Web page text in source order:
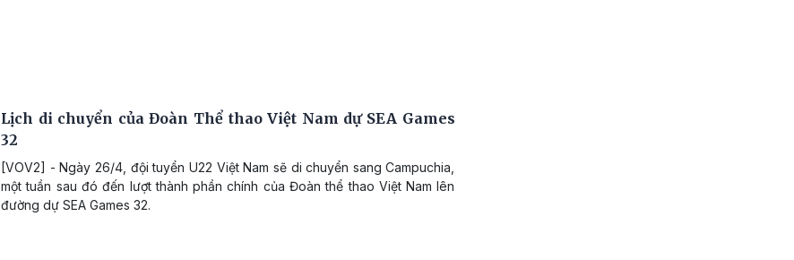
Lịch di chuyển của Đoàn Thể thao Việt Nam dự SEA Games
32
[VOV2] - Ngày 26/4, đội tuyển U22 Việt Nam sẽ di chuyển sang Campuchia,
một tuần sau đó đến lượt thành phần chính của Đoàn thể thao Việt Nam lên
đường dự SEA Games 32.